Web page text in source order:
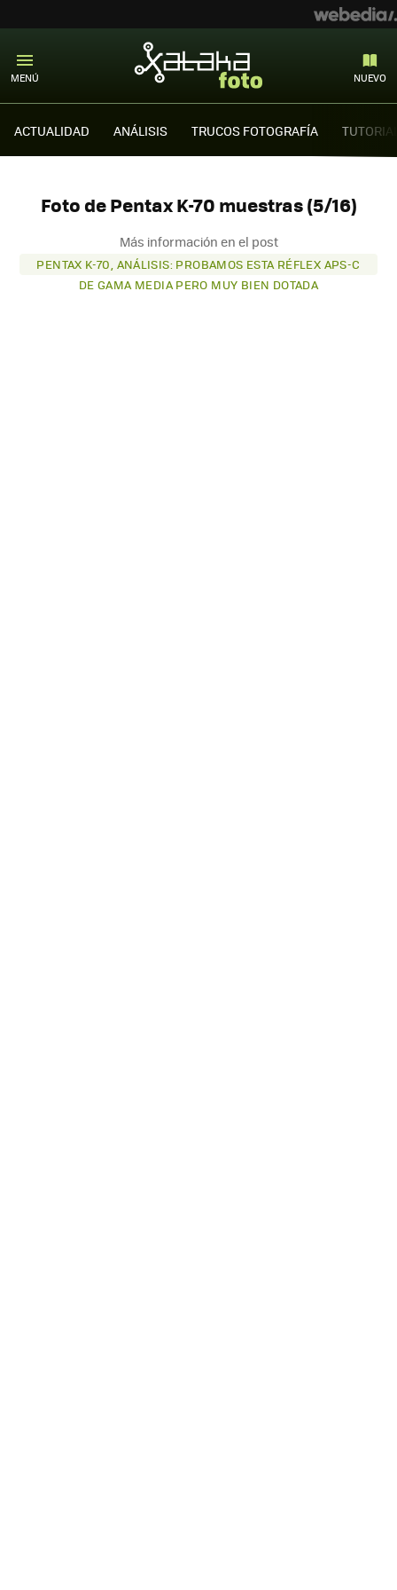
MENÚ NUEVO
ACTUALIDAD ANÁLISIS TRUCOS FOTOGRAFÍA
Foto de Pentax K-70 muestras (5/16)
Más información en el post
PENTAX K-70, ANÁLISIS: PROBAMOS ESTA RÉFLEX APS-C
DE GAMA MEDIA PERO MUY BIEN DOTADA